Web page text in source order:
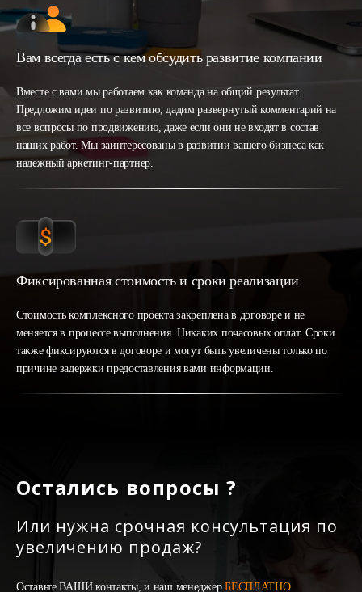
Вам всегда есть с кем обсудить развитие компании
Вместе с вами мы работаем как команда на общий результат.
Предложим идеи по развитию, дадим развернутый комментарий на
все вопросы по продвижению, даже если они не входят в состав
наших работ. Мы заинтересованы в развитии вашего бизнеса как
надежный аркетинг-партнер.
Фиксированная стоимость и сроки реализации
Стоимость комплексного проекта закреплена в договоре и не
меняется в процессе выполнения. Никаких почасовых оплат. Сроки
также фиксируются в договоре и могут быть увеличены только по
причине задержки предоставления вами информации.
Остались вопросы ?
Или нужна срочная консультация по
увеличению продаж?
Оставьте ВАШИ контакты, и наш менеджерБЕСПЛАТНО